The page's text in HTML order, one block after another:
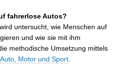
fahrerlose Autos?
wird untersucht, wie Menschen auf
und wie sie mit ihm
methodische Umsetzung mittels
Auto, Motor und Sport.